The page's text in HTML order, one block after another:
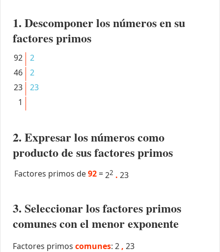
1. Descomponer los números en su
factores primos
92
2
46
2
23
23
1
2. Expresar los números como
producto de sus factores primos
Factores primos de92 =22 . 23
3. Seleccionar los factores primos
comunes con el menor exponente
Factores primos comunes: 2 , 23